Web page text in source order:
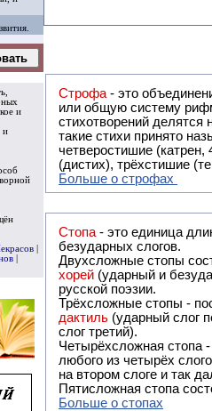
и
и
Строфа - это объединение двух
или общую систему рифм, и регулярно или периодически
стихотворений делятся на строфы и т.о. являются строфическими.
такие стихи принято называть астрофическими. Самая популярная строфа в русской поэзии -
четверостишие
(дистих), трёхстишие
Больше о строфах
Стопа - это единица
безударных слогов.
Двухсложные стопы
хорей (ударный и
русской поэзии.
Трёхсложные стопы -
дактиль (ударный слог
слог третий).
Четырёхсложная стопа
любого из четырёх
на втором слоге и так
Пятисложная стопа
Больше о стопах